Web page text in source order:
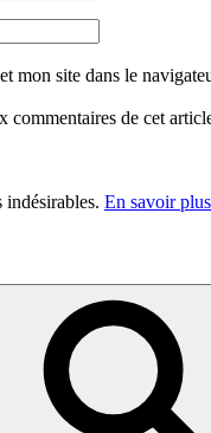
mon site dans le
commentaires de cet
En savoir